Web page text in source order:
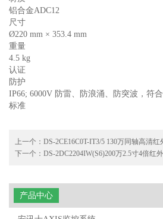
铝合金ADC12
尺寸
Ø220 mm × 353.4 mm
重量
4.5 kg
认证
防护
IP66; 6000V 防雷、防浪涌、防突波，符
标准
上一个： DS-2CE16C0T-IT3/5 130万同轴高清红
下一个： DS-2DC2204IW(S6)200万2.5寸4倍红
产品中心